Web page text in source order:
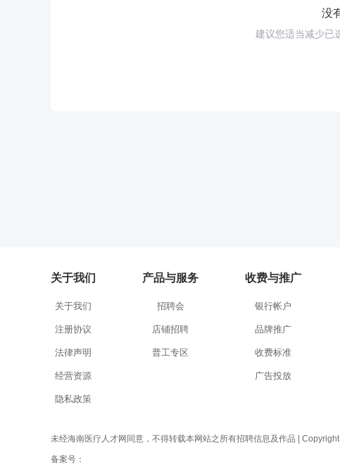
没
建议您适当减少已
关于我们
关于我们
注册协议
法律声明
经营资源
隐私政策
产品与服务
招聘会
店铺招聘
普工专区
收费与推广
银行帐户
品牌推广
收费标准
广告投放
未经海南医疗人才网同意，不得转载本网站之所有招聘信息及作品 |
备案号：